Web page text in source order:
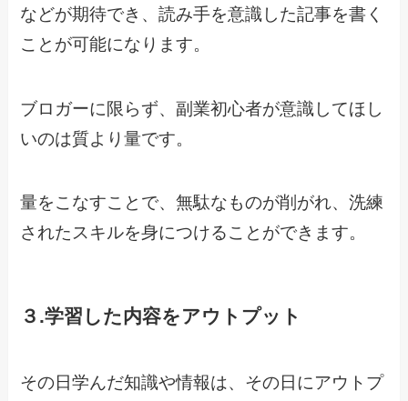
などが期待でき、読み手を意識した記事を書く
ことが可能になります。
ブロガーに限らず、副業初心者が意識してほし
いのは質より量です。
量をこなすことで、無駄なものが削がれ、洗練
されたスキルを身につけることができます。
３.学習した内容をアウトプット
その日学んだ知識や情報は、その日にアウトプ